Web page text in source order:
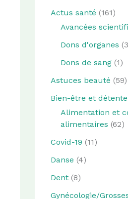
Actus santé (161)
Avancées
Dons d'organes
Dons de sang (1)
Astuces beauté (59)
Bien-être et détente
Alimentation et
alimentaires (62)
Covid-19 (11)
Danse (4)
Dent (8)
Gynécologie/